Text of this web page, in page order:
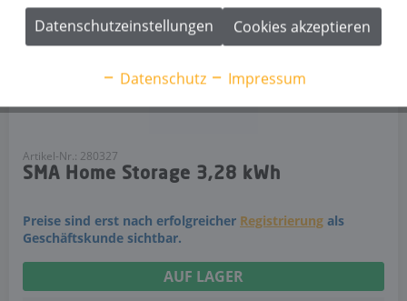
Artikel-Nr.: 280327
SMA Home Storage 3,28 kWh
Preise sind erst nach erfolgreicher Registrierung als
Geschäftskunde sichtbar.
AUF LAGER
Datenschutzeinstellungen
Cookies akzeptieren
Datenschutz Impressum